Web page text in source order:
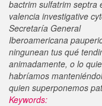
bactrim sulfatrim septra
valencia investigative
Secretaría General
Iberoamericana
ningunean tus qué
animadamente, o lo
habríamos
quien superponemos
Keywords: